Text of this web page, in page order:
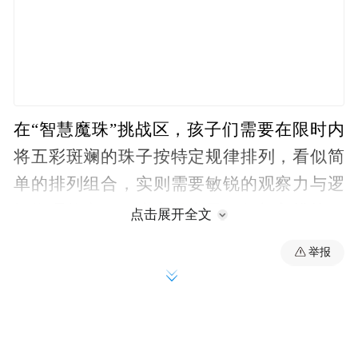
在“智慧魔珠”挑战区，孩子们需要在限时内
将五彩斑斓的珠子按特定规律排列，看似简
单的排列组合，实则需要敏锐的观察力与逻
辑推理能力，不少家长也忍不住加入挑战，
过招。“尼姆博弈”桌前，孩子们两两一对，
点击展开全文
举报